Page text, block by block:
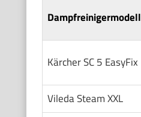
Dampfreinigermodell
Kärcher SC 5 EasyFix
Vileda Steam XXL